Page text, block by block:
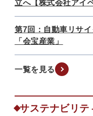
立へ【株式会社アイ
第7回：自動車リサ
「会宝産業」
一覧を見る
サステナビリテ